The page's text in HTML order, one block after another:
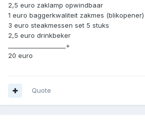
2,5 euro zaklamp opwindbaar
1 euro baggerkwaliteit zakmes (blikopener)
3 euro steakmessen set 5 stuks
2,5 euro drinkbeker
___________________+
20 euro
Quote